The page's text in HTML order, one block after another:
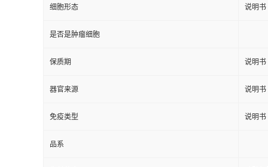
细胞形态 说明书
是否是肿瘤细胞
保质期 说明书
器官来源 说明书
免疫类型 说明书
品系